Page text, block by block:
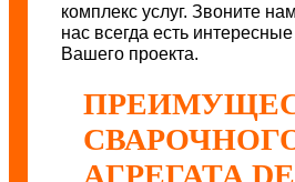
комплекс услуг. Звоните
нас всегда есть
Вашего проекта.